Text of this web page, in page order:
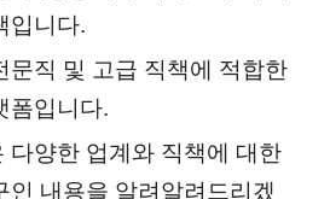
입니다.
문직 및 고급 직책에 적합한
폼입니다.
다양한 업계와 직책에 대한
인 내용을 알려알려드리겠